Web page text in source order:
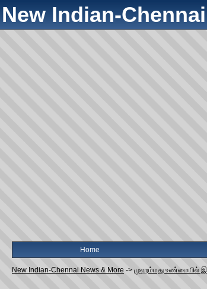
New Indian-
Home
New Indian-Chennai News & More -> முஹம்மது உண்மையில்